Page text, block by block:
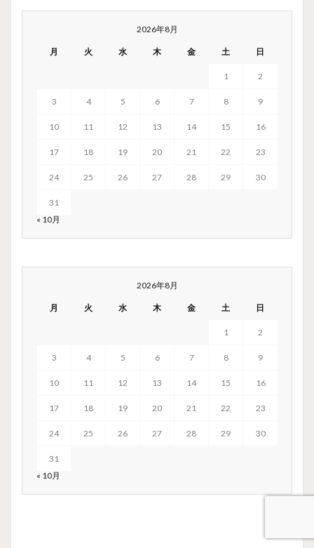
2026年8月
月 火 水 木 金 土 日
1 2
3 4 5 6 7 8 9
10 11 12 13 14 15 16
17 18 19 20 21 22 23
24 25 26 27 28 29 30
31
« 10月
2026年8月
月 火 水 木 金 土 日
1 2
3 4 5 6 7 8 9
10 11 12 13 14 15 16
17 18 19 20 21 22 23
24 25 26 27 28 29 30
31
« 10月